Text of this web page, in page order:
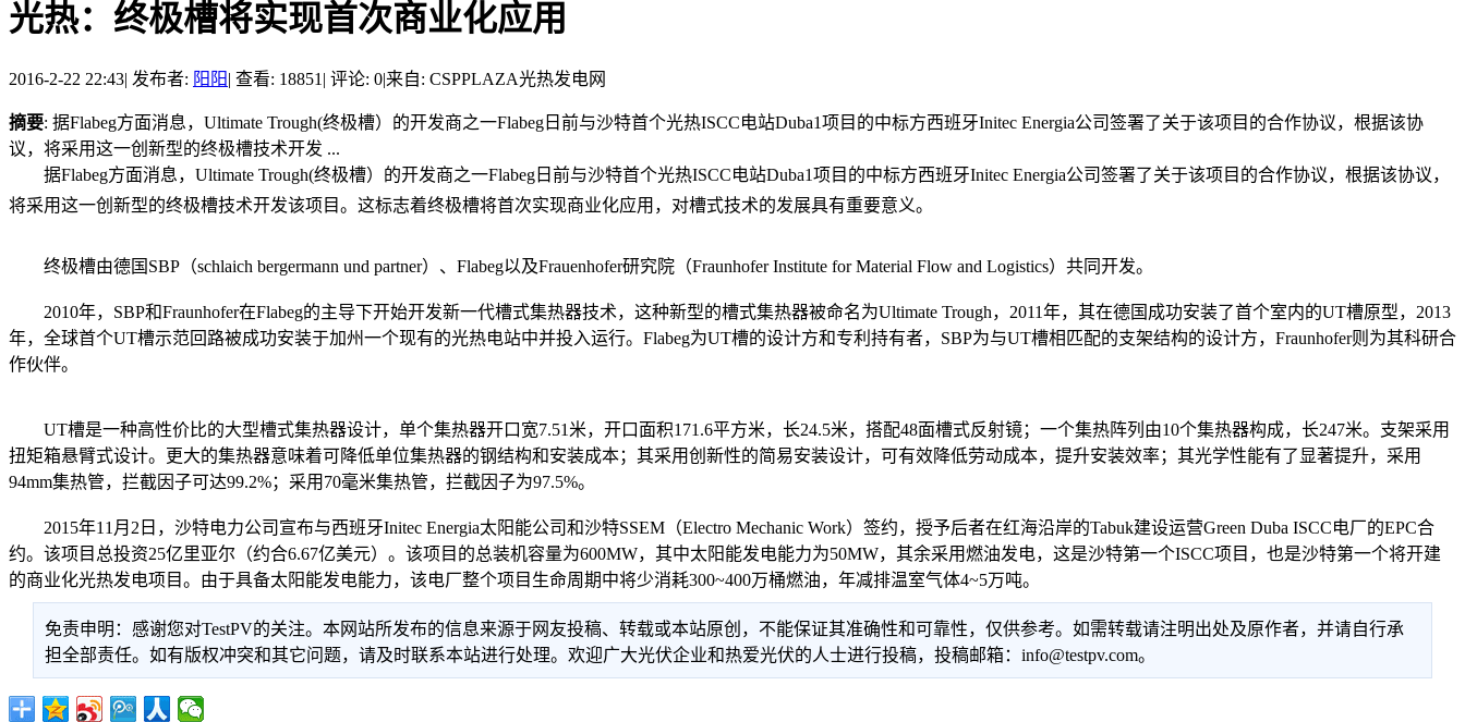
光热：终极槽将实现首次商业化应用
2016-2-22 22:43| 发布者: 阳阳| 查看: 18851 | 评论: 0|来自: CSPPLAZA光热发电网
摘要: 据Flabeg方面消息，Ultimate Trough(终极槽）的开发商之一Flabeg日前与沙特首个光热ISCC电站Duba1项目的中标方西班牙Initec Energia公司签署了关于该项目的合作协议，根据该协
议，将采用这一创新型的终极槽技术开发 ...
据Flabeg方面消息，Ultimate Trough(终极槽）的开发商之一Flabeg日前与沙特首个光热ISCC电站Duba1项目的中标方西班牙Initec Energia公司签署了关于该项目的合作协议，根据该协议，
将采用这一创新型的终极槽技术开发该项目。这标志着终极槽将首次实现商业化应用，对槽式技术的发展具有重要意义。
终极槽由德国SBP（schlaich bergermann und partner）、Flabeg以及Frauenhofer研究院（Fraunhofer Institute for Material Flow and Logistics）共同开发。
2010年，SBP和Fraunhofer在Flabeg的主导下开始开发新一代槽式集热器技术，这种新型的槽式集热器被命名为Ultimate Trough，2011年，其在德国成功安装了首个室内的UT槽原型，2013
年，全球首个UT槽示范回路被成功安装于加州一个现有的光热电站中并投入运行。Flabeg为UT槽的设计方和专利持有者，SBP为与UT槽相匹配的支架结构的设计方，Fraunhofer则为其科研合
作伙伴。
UT槽是一种高性价比的大型槽式集热器设计，单个集热器开口宽7.51米，开口面积171.6平方米，长24.5米，搭配48面槽式反射镜；一个集热阵列由10个集热器构成，长247米。支架采用
扭矩箱悬臂式设计。更大的集热器意味着可降低单位集热器的钢结构和安装成本；其采用创新性的简易安装设计，可有效降低劳动成本，提升安装效率；其光学性能有了显著提升，采用
94mm集热管，拦截因子可达99.2%；采用70毫米集热管，拦截因子为97.5%。
2015年11月2日，沙特电力公司宣布与西班牙Initec Energia太阳能公司和沙特SSEM（Electro Mechanic Work）签约，授予后者在红海沿岸的Tabuk建设运营Green Duba ISCC电厂的EPC合
约。该项目总投资25亿里亚尔（约合6.67亿美元）。该项目的总装机容量为600MW，其中太阳能发电能力为50MW，其余采用燃油发电，这是沙特第一个ISCC项目，也是沙特第一个将开建
的商业化光热发电项目。由于具备太阳能发电能力，该电厂整个项目生命周期中将少消耗300~400万桶燃油，年减排温室气体4~5万吨。
免责申明：感谢您对TestPV的关注。本网站所发布的信息来源于网友投稿、转载或本站原创，不能保证其准确性和可靠性，仅供参考。如需转载请注明出处及原作者，并请自行承
担全部责任。如有版权冲突和其它问题，请及时联系本站进行处理。欢迎广大光伏企业和热爱光伏的人士进行投稿，投稿邮箱：info@testpv.com。